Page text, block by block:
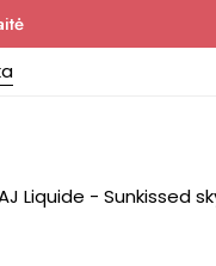
Liquide - Sunkissed